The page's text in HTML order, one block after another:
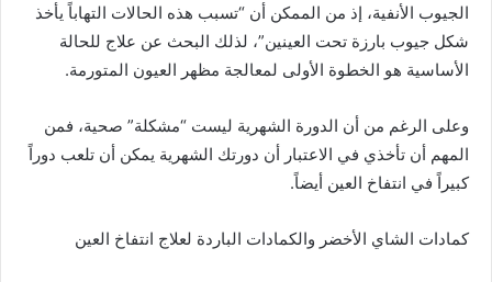
الجيوب الأنفية، إذ من الممكن أن “تسبب هذه الحالات التهاباً يأخذ
شكل جيوب بارزة تحت العينين”، لذلك البحث عن علاج للحالة
الأساسية هو الخطوة الأولى لمعالجة مظهر العيون المتورمة.
وعلى الرغم من أن الدورة الشهرية ليست “مشكلة” صحية، فمن
المهم أن تأخذي في الاعتبار أن دورتك الشهرية يمكن أن تلعب دوراً
كبيراً في انتفاخ العين أيضاً.
كمادات الشاي الأخضر والكمادات الباردة لعلاج انتفاخ العين